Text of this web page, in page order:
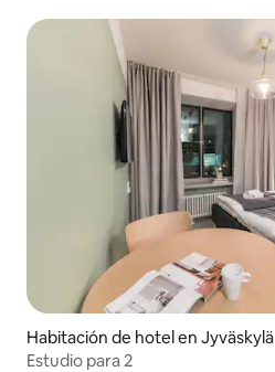
Habitación de hotel en Jyväskylä
Estudio para 2